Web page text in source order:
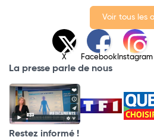
Voir tous les
X Facebook Instagram
La presse parle de nous
Restez informé !